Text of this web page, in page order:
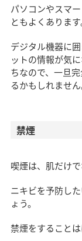
パソコンやスマ
ともよくあります
デジタル機器に
ットの情報が気
ちなので、一旦
るかもしれません
禁煙
喫煙は、肌だけ
ニキビを予防し
ょう。
禁煙をすること